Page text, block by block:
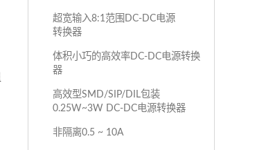
超宽输入8:1范围DC-DC电源
转换器
体积小巧的高效率DC-DC电源转换
器
高效型SMD/SIP/DIL包装
0.25W~3W DC-DC电源转换器
非隔离0.5 ~ 10A